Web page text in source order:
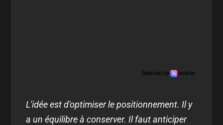
L'idée est d'optimiser le positionnement. Il y
a un équilibre à conserver. Il faut anticiper